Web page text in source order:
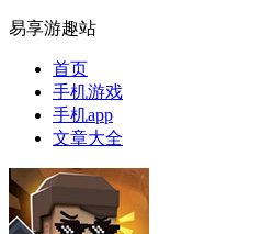
易享游趣站
首页
手机游戏
手机app
文章大全